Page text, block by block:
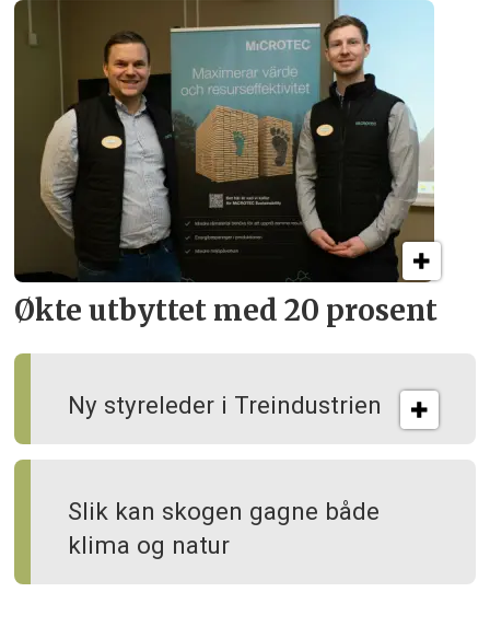
Økte utbyttet med 20 prosent
Ny styreleder i Treindustrien
Slik kan skogen gagne både
klima og natur